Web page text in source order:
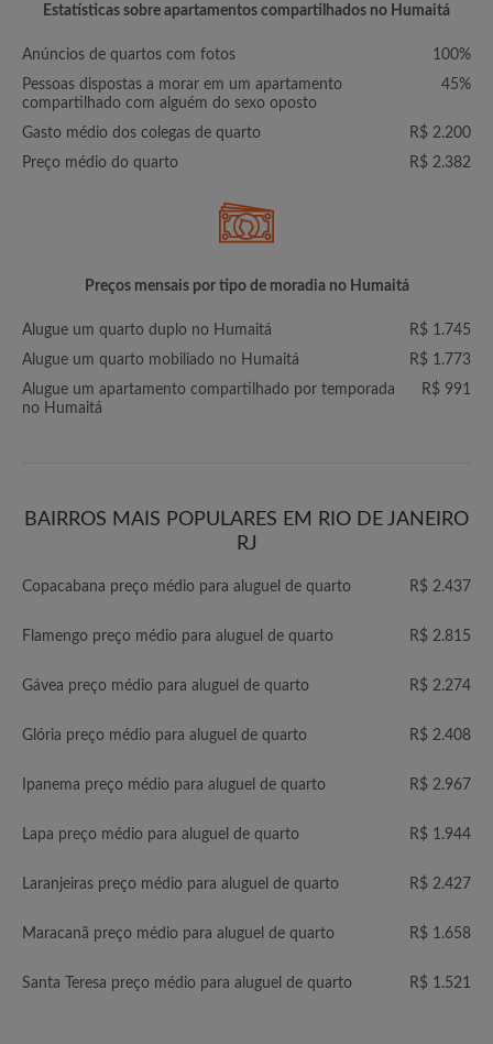
Estatísticas sobre apartamentos compartilhados no Humaitá
Anúncios de quartos com fotos
100%
Pessoas dispostas a morar em um apartamento
compartilhado com alguém do sexo oposto
45%
Gasto médio dos colegas de quarto
R$ 2.200
Preço médio do quarto
R$ 2.382
Preços mensais por tipo de moradia no Humaitá
Alugue um quarto duplo no Humaitá
R$ 1.745
Alugue um quarto mobiliado no Humaitá
R$ 1.773
Alugue um apartamento compartilhado por temporada
no Humaitá
R$ 991
BAIRROS MAIS POPULARES EM RIO DE JANEIRO
RJ
Copacabana preço médio para aluguel de quarto R$ 2.437
Flamengo preço médio para aluguel de quarto R$ 2.815
Gávea preço médio para aluguel de quarto R$ 2.274
Glória preço médio para aluguel de quarto R$ 2.408
Ipanema preço médio para aluguel de quarto R$ 2.967
Lapa preço médio para aluguel de quarto R$ 1.944
Laranjeiras preço médio para aluguel de quarto R$ 2.427
Maracanã preço médio para aluguel de quarto R$ 1.658
Santa Teresa preço médio para aluguel de quarto R$ 1.521